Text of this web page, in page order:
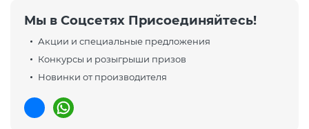
Мы в Соцсетях Присоединяйтесь!
Акции и специальные предложения
Конкурсы и розыгрыши призов
Новинки от производителя